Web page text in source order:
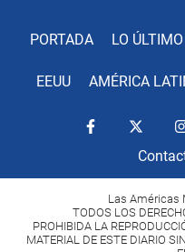
PORTADA LO ÚLTIMO
EEUU AMÉRICA
Las Américas
TODOS LOS
PROHIBIDA LA
MATERIAL DE ESTE DIARIO